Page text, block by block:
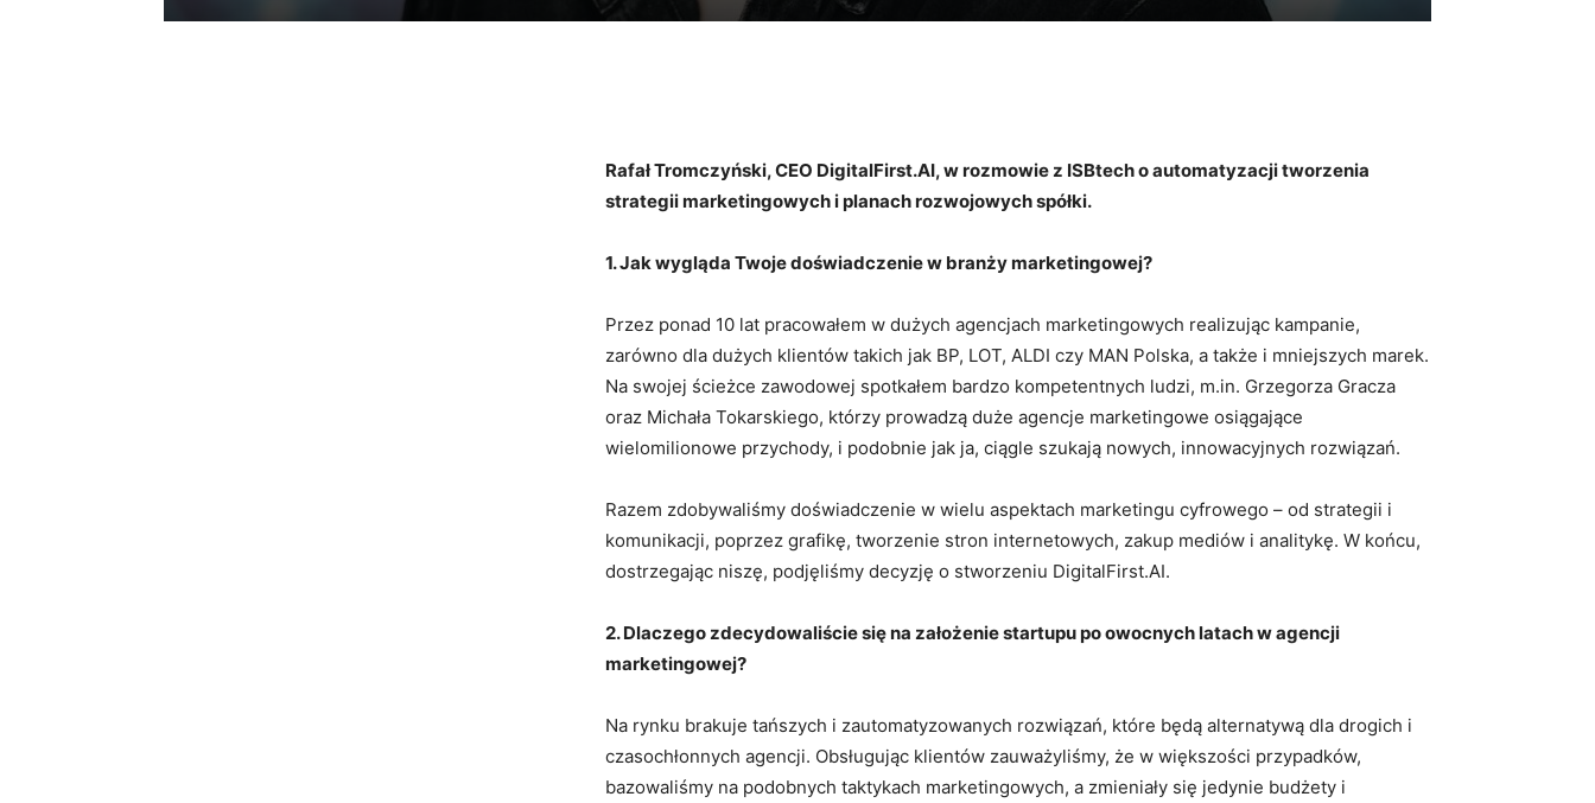
Rafał Tromczyński, CEO DigitalFirst.AI, w rozmowie z ISBtech o automatyzacji tworzenia
strategii marketingowych i planach rozwojowych spółki.
1. Jak wygląda Twoje doświadczenie w branży marketingowej?
Przez ponad 10 lat pracowałem w dużych agencjach marketingowych realizując kampanie,
zarówno dla dużych klientów takich jak BP, LOT, ALDI czy MAN Polska, a także i mniejszych marek.
Na swojej ścieżce zawodowej spotkałem bardzo kompetentnych ludzi, m.in. Grzegorza Gracza
oraz Michała Tokarskiego, którzy prowadzą duże agencje marketingowe osiągające
wielomilionowe przychody, i podobnie jak ja, ciągle szukają nowych, innowacyjnych rozwiązań.
Razem zdobywaliśmy doświadczenie w wielu aspektach marketingu cyfrowego – od strategii i
komunikacji, poprzez grafikę, tworzenie stron internetowych, zakup mediów i analitykę. W końcu,
dostrzegając niszę, podjęliśmy decyzję o stworzeniu DigitalFirst.AI.
2. Dlaczego zdecydowaliście się na założenie startupu po owocnych latach w agencji
marketingowej?
Na rynku brakuje tańszych i zautomatyzowanych rozwiązań, które będą alternatywą dla drogich i
czasochłonnych agencji. Obsługując klientów zauważyliśmy, że w większości przypadków,
bazowaliśmy na podobnych taktykach marketingowych, a zmieniały się jedynie budżety i